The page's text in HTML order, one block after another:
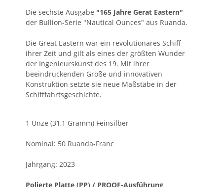
Die sechste Ausgabe "165 Jahre Gerat Eastern"
der Bullion-Serie "Nautical Ounces" aus Ruanda.
Die Great Eastern war ein revolutionäres Schiff
ihrer Zeit und gilt als eines der größten Wunder
der Ingenieurskunst des 19. Mit ihrer
beeindruckenden Größe und innovativen
Konstruktion setzte sie neue Maßstäbe in der
Schifffahrtsgeschichte.
1 Unze (31,1 Gramm) Feinsilber
Nominal: 50 Ruanda-Franc
Jahrgang: 2023
Polierte Platte (PP) / PROOF-Ausführung